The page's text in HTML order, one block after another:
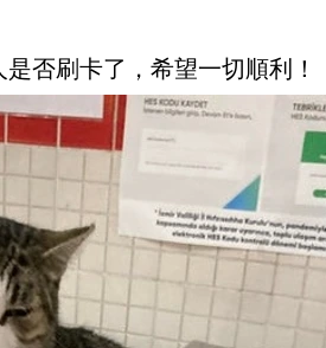
否刷卡了，希望一切順利！